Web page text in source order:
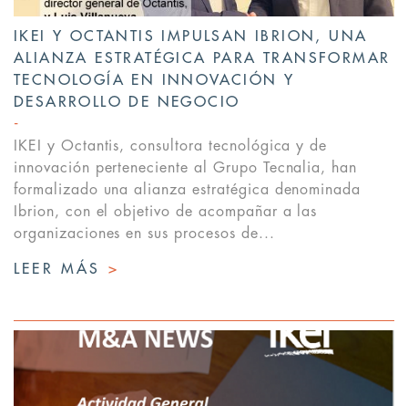
IKEI Y OCTANTIS IMPULSAN IBRION, UNA
ALIANZA ESTRATÉGICA PARA TRANSFORMAR
TECNOLOGÍA EN INNOVACIÓN Y
DESARROLLO DE NEGOCIO
IKEI y Octantis, consultora tecnológica y de
innovación perteneciente al Grupo Tecnalia, han
formalizado una alianza estratégica denominada
Ibrion, con el objetivo de acompañar a las
organizaciones en sus procesos de...
LEER MÁS >